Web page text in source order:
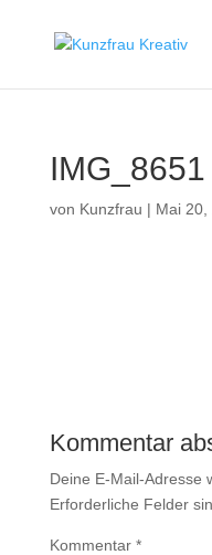
IMG_8651
von Kunzfrau | Mai 20,
Kommentar
Deine E-Mail-Adresse
Erforderliche Felder
Kommentar *